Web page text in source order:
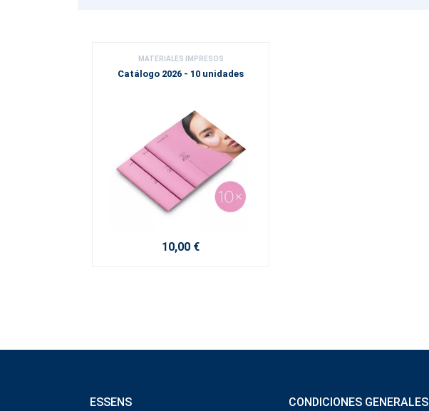
MATERIALES IMPRESOS
Catálogo 2026 - 10 unidades
10,00 €
ESSENS CONDICIONES GENERALES